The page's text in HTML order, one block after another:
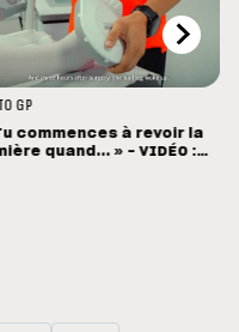
GP
commences à revoir la
quand... » - VIDÉO :